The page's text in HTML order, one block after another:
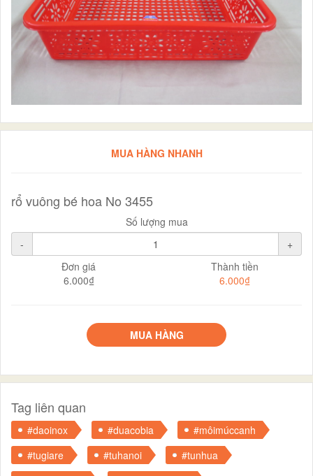
MUA HÀNG NHANH
rổ vuông bé hoa No 3455
Số lượng mua
-
+
Đơn giá
6.000₫
Thành tiền
6.000₫
MUA HÀNG
Tag liên quan
#daoinox #duacobia
#môimúccanh
#tugiare
#tuhanoi
#tunhua